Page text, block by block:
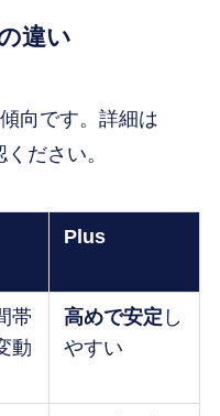
違い
向です。詳細は
ださい。
Plus
帯
動
高めで安定 し
やすい